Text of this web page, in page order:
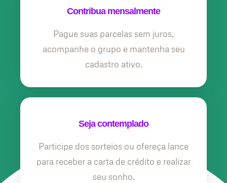
Contribua mensalmente
Pague suas parcelas sem juros,
acompanhe o grupo e mantenha seu
cadastro ativo.
Seja contemplado
Participe dos sorteios ou ofereça lance
para receber a carta de crédito e realizar
seu sonho.